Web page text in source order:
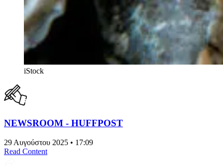
iStock
NEWSROOM - HUFFPOST
29 Αυγούστου 2025 • 17:09
Read Content